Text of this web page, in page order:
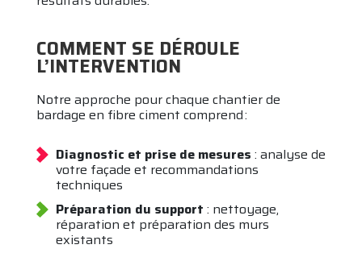
COMMENT SE DÉROULE
L’INTERVENTION
Notre approche pour chaque chantier de
bardage en fibre ciment comprend :
Diagnostic et prise de mesures : analyse de
votre façade et recommandations
techniques
Préparation du support : nettoyage,
réparation et préparation des murs
existants